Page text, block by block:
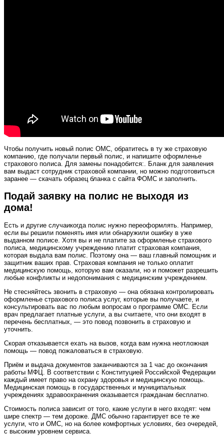
Чтобы получить новый полис ОМС, обратитесь в ту же страховую
компанию, где получали первый полис, и напишите оформленье
страхового полиса. Для замены понадобится:. Бланк для заявления
вам выдаст сотрудник страховой компании, но можно подготовиться
заранее — скачать образец бланка с сайта ФОМС и заполнить.
Подай заявку на полис не выходя из
дома!
Есть и другие случаикогда полис нужно переоформлять. Например,
если вы решили поменять имя или обнаружили ошибку в уже
выданном полисе. Хотя вы и не платите за оформленье страхового
полиса, медицинскому учреждению платит страховая компания,
которая выдала вам полис. Поэтому она — ваш главный помощник и
защитник ваших прав. Страховая компания не только оплатит
медицинскую помощь, которую вам оказали, но и поможет разрешить
любые конфликты и недопонимания с медицинским учреждением.
Не стесняйтесь звонить в страховую — она обязана контролировать
оформленье страхового полиса услуг, которые вы получаете, и
консультировать вас по любым вопросам о программе ОМС. Если
врач предлагает платные услуги, а вы считаете, что они входят в
перечень бесплатных, — это повод позвонить в страховую и
уточнить.
Скорая отказывается ехать на вызов, когда вам нужна неотложная
помощь — повод пожаловаться в страховую.
Приём и выдача документов заканчиваются за 1 час до окончания
работы МФЦ. В соответствии с Конституцией Российской Федерации
каждый имеет право на охрану здоровья и медицинскую помощь.
Медицинская помощь в государственных и муниципальных
учреждениях здравоохранения оказывается гражданам бесплатно.
Стоимость полиса зависит от того, какие услуги в него входят: чем
шире спектр — тем дороже. ДМС обычно гарантирует все те же
услуги, что и ОМС, но на более комфортных условиях, без очередей,
с высоким уровнем сервиса.